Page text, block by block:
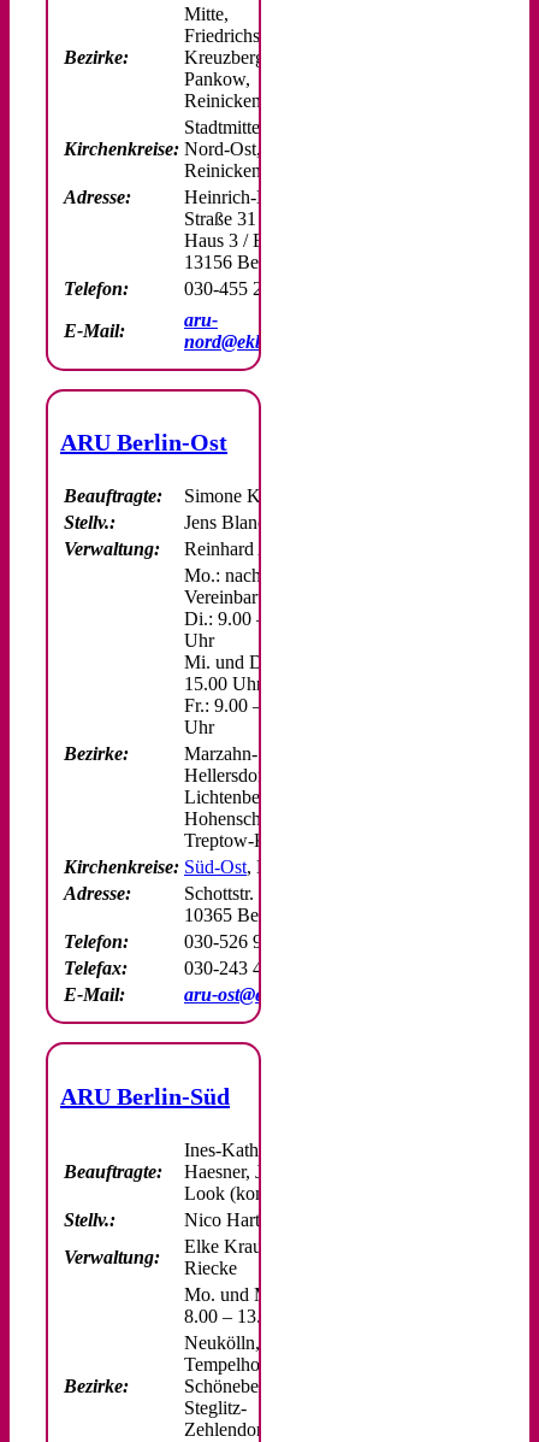
Bezirke:
Mitte,
Friedrichshain-
Kreuzberg,
Pankow,
Reinickendorf
Kirchenkreise:
Stadtmitte,
Nord-Ost,
Reinickendorf
Adresse:
Heinrich-Mann-
Straße 31
Haus 3 / EG
13156 Berlin
Telefon:
030-455 20 15
E-Mail:
aru-
nord@ekbo.de
ARU Berlin-Ost
Beauftragte:
Simone Kesten
Stellv.:
Jens Blanck
Verwaltung:
Reinhard Anschütz
Mo.: nach
Vereinbarung
Di.: 9.00 – 17.00
Uhr
Mi. und Do.: 9.00 –
15.00 Uhr
Fr.: 9.00 – 13.00
Uhr
Bezirke:
Marzahn-
Hellersdorf,
Lichtenberg,
Hohenschönhausen,
Treptow-Köpenick
Kirchenkreise: Süd-Ost, Nord-Ost
Adresse:
Schottstr. 6
10365 Berlin
Telefon:
030-526 986 16/17
Telefax:
030-243 445 817
E-Mail:
aru-ost@ekbo.de
ARU Berlin-Süd
Beauftragte:
Ines-Kathrin
Haesner, Julia
Look (komm.)
Stellv.:
Nico Hartung
Verwaltung:
Elke Krause-
Riecke
Mo. und Mi.:
8.00 – 13.30 Uhr
Bezirke:
Neukölln,
Tempelhof-
Schöneberg,
Steglitz-
Zehlendorf